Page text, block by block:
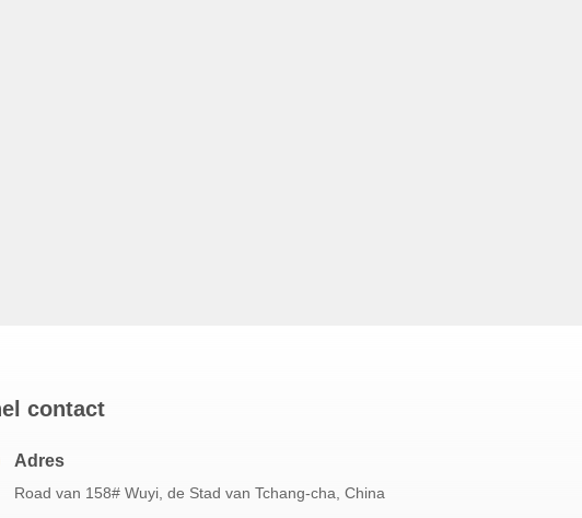
contact
Adres
Road van 158# Wuyi, de Stad van Tchang-cha, China